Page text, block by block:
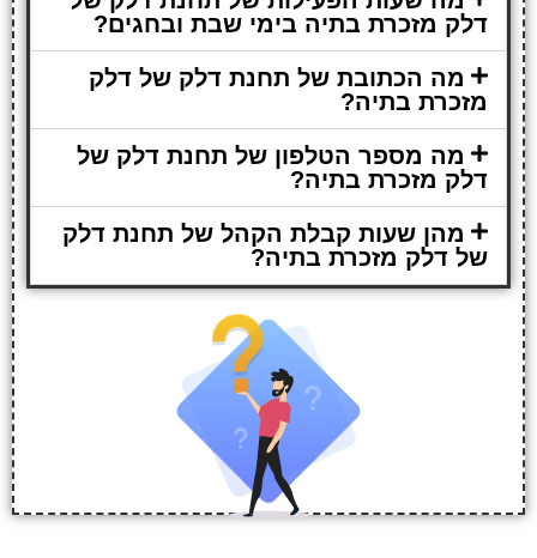
דלק מזכרת בתיה בימי שבת ובחגים?
מה הכתובת של תחנת דלק של דלק
מזכרת בתיה?
מה מספר הטלפון של תחנת דלק של
דלק מזכרת בתיה?
מהן שעות קבלת הקהל של תחנת דלק
של דלק מזכרת בתיה?